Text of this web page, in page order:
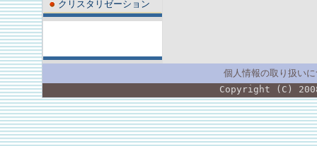
クリスタリゼーション
個人情報の取り扱い
Copyright (C)